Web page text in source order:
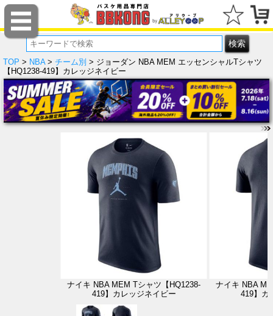
TOP > NBA> チーム別 > ジョーダン NBA MEM エッセンシャルTシャツ
【HQ1238-419】カレッジネイビー
ナイキ NBA MEM Tシャツ【HQ1238-
419】カレッジネイビー
ナイキ NBA
419】カ